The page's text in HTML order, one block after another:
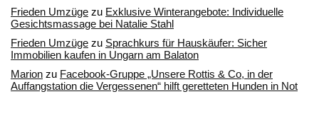
Frieden Umzüge zu Exklusive Winterangebote: Individuelle
Gesichtsmassage bei Natalie Stahl
Frieden Umzüge zu Sprachkurs für Hauskäufer: Sicher
Immobilien kaufen in Ungarn am Balaton
Marion zu Facebook-Gruppe „Unsere Rottis & Co, in der
Auffangstation die Vergessenen“ hilft geretteten Hunden in Not